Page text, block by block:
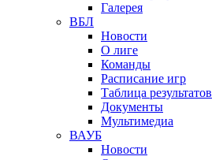
Галерея
ВБЛ
Новости
О лиге
Команды
Расписание игр
Таблица результатов
Документы
Мультимедиа
ВАУБ
Новости